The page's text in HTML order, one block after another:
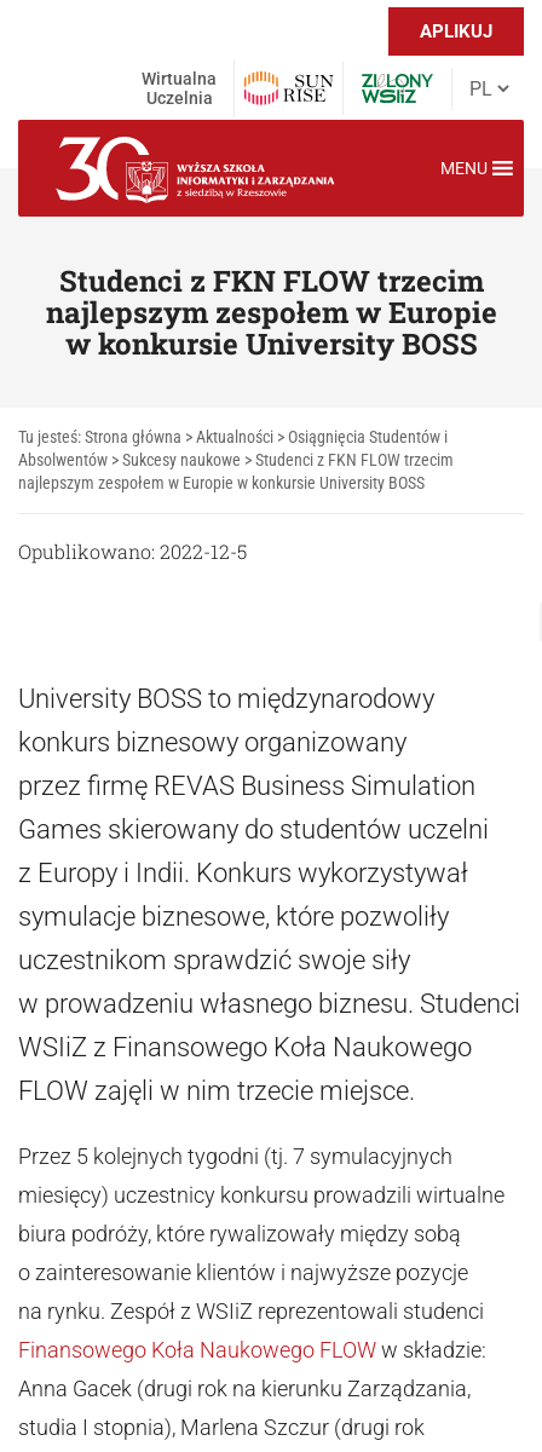
APLIKUJ
Wirtualna
Uczelnia
MENU
Studenci z FKN FLOW trzecim
najlepszym zespołem w Europie
w konkursie University BOSS
Tu jesteś:Strona główna >Aktualności > Osiągnięcia Studentów i
Absolwentów >Sukcesy naukowe >Studenci z FKN FLOW trzecim
najlepszym zespołem w Europie w konkursie University BOSS
Opublikowano: 2022-12-5
University BOSS to międzynarodowy
konkurs biznesowy organizowany
przez firmę REVAS Business Simulation
Games skierowany do studentów uczelni
z Europy i Indii. Konkurs wykorzystywał
symulacje biznesowe, które pozwoliły
uczestnikom sprawdzić swoje siły
w prowadzeniu własnego biznesu. Studenci
WSIiZ z Finansowego Koła Naukowego
FLOW zajęli w nim trzecie miejsce.
Przez 5 kolejnych tygodni (tj. 7 symulacyjnych
miesięcy) uczestnicy konkursu prowadzili wirtualne
biura podróży, które rywalizowały między sobą
o zainteresowanie klientów i najwyższe pozycje
na rynku. Zespół z WSIiZ reprezentowali studenci
Finansowego Koła Naukowego FLOWw składzie:
Anna Gacek (drugi rok na kierunku Zarządzania,
studia I stopnia), Marlena Szczur (drugi rok